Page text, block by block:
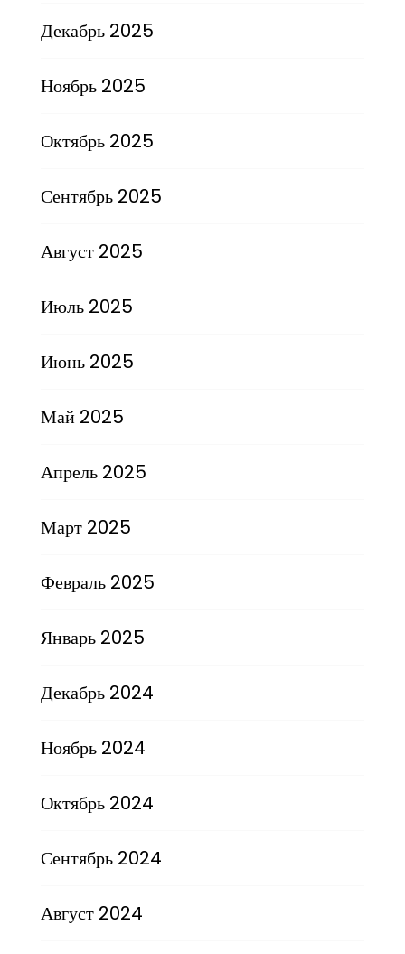
Декабрь 2025
Ноябрь 2025
Октябрь 2025
Сентябрь 2025
Август 2025
Июль 2025
Июнь 2025
Май 2025
Апрель 2025
Март 2025
Февраль 2025
Январь 2025
Декабрь 2024
Ноябрь 2024
Октябрь 2024
Сентябрь 2024
Август 2024